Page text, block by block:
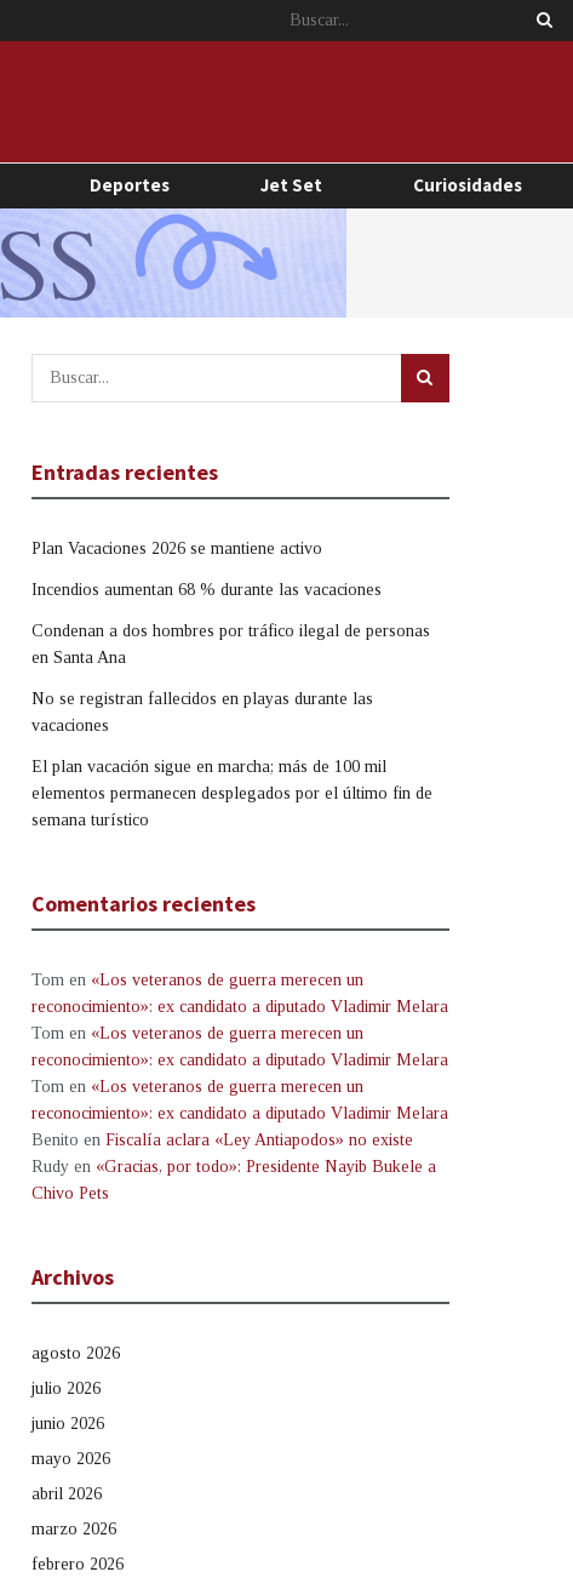
Deportes Jet Set Curiosidades
Entradas recientes
Plan Vacaciones 2026 se mantiene activo
Incendios aumentan 68 % durante las vacaciones
Condenan a dos hombres por tráfico ilegal de personas
en Santa Ana
No se registran fallecidos en playas durante las
vacaciones
El plan vacación sigue en marcha; más de 100 mil
elementos permanecen desplegados por el último fin de
semana turístico
Comentarios recientes
Tom en «Los veteranos de guerra merecen un
reconocimiento»: ex candidato a diputado Vladimir Melara
Tom en «Los veteranos de guerra merecen un
reconocimiento»: ex candidato a diputado Vladimir Melara
Tom en «Los veteranos de guerra merecen un
reconocimiento»: ex candidato a diputado Vladimir Melara
Benito en Fiscalía aclara «Ley Antiapodos» no existe
Rudy en «Gracias, por todo»: Presidente Nayib Bukele a
Chivo Pets
Archivos
agosto 2026
julio 2026
junio 2026
mayo 2026
abril 2026
marzo 2026
febrero 2026